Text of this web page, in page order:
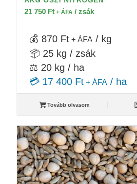
21 750 Ft+ ÁFA / zsák
💰 870 Ft+ ÁFA / kg
📦 25 kg / zsák
⚖️ 20 kg / ha
💳 17 400 Ft+ ÁFA/ ha
Tovább olvasom